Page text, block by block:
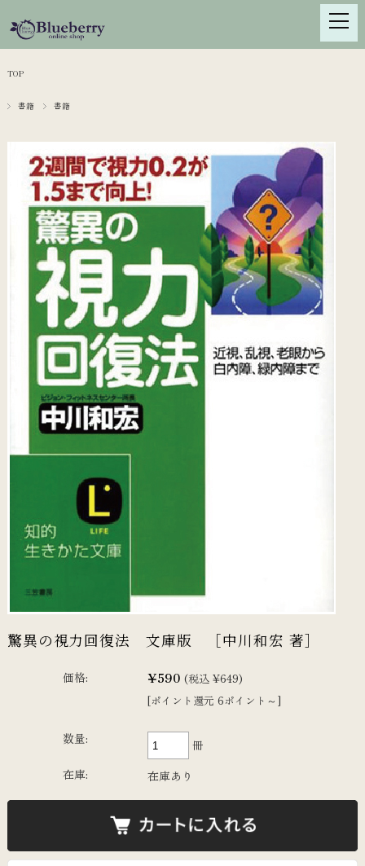
TOP
書籍 書籍
驚異の視力回復法 文庫版 ［中川和宏 著］
価格: ¥590 (税込 ¥649)
[ポイント還元 6ポイント～]
数量:
冊
在庫:
在庫あり